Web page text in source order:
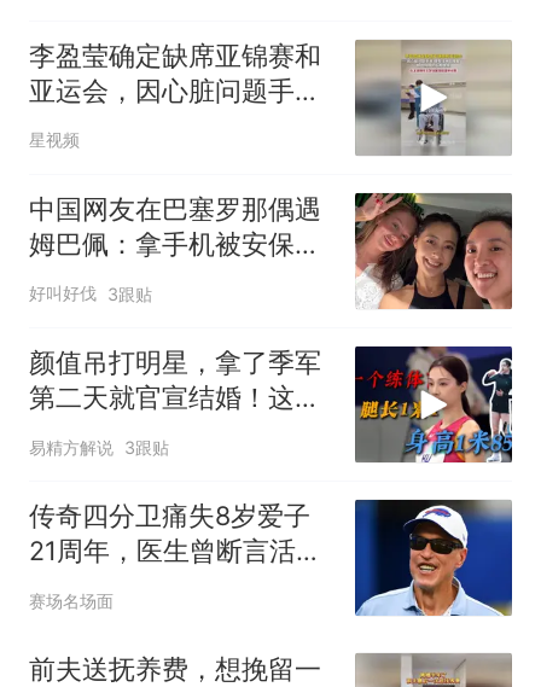
李盈莹确定缺席亚锦赛和
亚运会，因心脏问题手
术，晒住院照仍微笑
星视频
中国网友在巴塞罗那偶遇
姆巴佩：拿手机被安保人
员制止，姆总主动表示可
以合照，他女友特别美
好叫好伐 3跟贴
颜值吊打明星，拿了季军
第二天就官宣结婚！这个
女人的人生，从来不按套
路出牌
易精方解说 3跟贴
传奇四分卫痛失8岁爱子
21周年，医生曾断言活不
过3岁
赛场名场面
前夫送抚养费，想挽留一